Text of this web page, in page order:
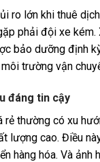
ro lớn khi thuê
phải đội xe
bảo dưỡng định
trường vận
đáng tin cậy
rẻ thường có xu
lượng cao. Điều
hàng hóa. Và